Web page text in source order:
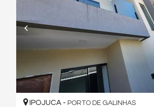
IPOJUCA - PORTO DE GALINHAS